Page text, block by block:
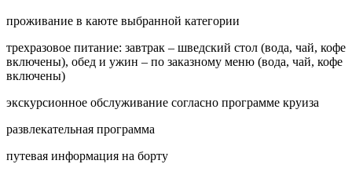
проживание в каюте выбранной категории
трехразовое питание: завтрак – шведский стол (вода, чай, кофе
включены), обед и ужин – по заказному меню (вода, чай, кофе
включены)
экскурсионное обслуживание согласно программе круиза
развлекательная программа
путевая информация на борту